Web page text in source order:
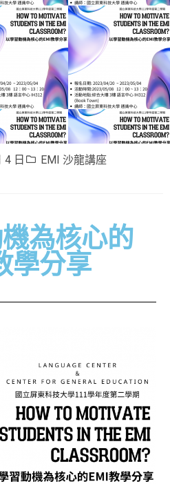
4 日 EMI 沙龍講座
為核心的
學分享